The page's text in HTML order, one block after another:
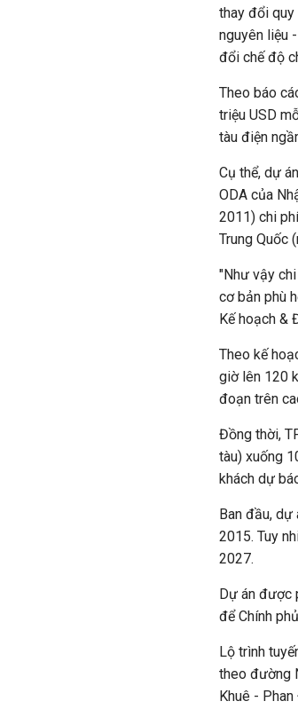
thay đổi
nguyên liệu
đổi chế độ
Theo báo
triệu USD
tàu điện
Cụ thể, dự
ODA của
2011) chi
Trung Quốc
"Như vậy
cơ bản phù
Kế hoạch &
Theo kế
giờ lên 120
đoạn trên
Đồng thời,
tàu) xuống
khách dự
Ban đầu, dự
2015. Tuy
2027.
Dự án được
để Chính
Lộ trình
theo đường
Khuê -